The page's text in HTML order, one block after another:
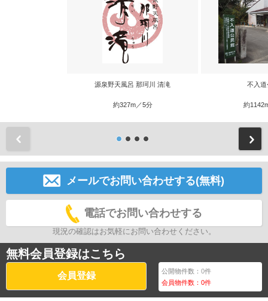
源泉野天風呂 那珂川 清滝
約327m／5分
不入道
約
メールでお問い合わせする(無料)
電話でお問い合わせする
現況の確認はお気軽にお問い合わせください。
無料会員登録はこちら
会員登録 公開物件数：0件
会員物件数：0件